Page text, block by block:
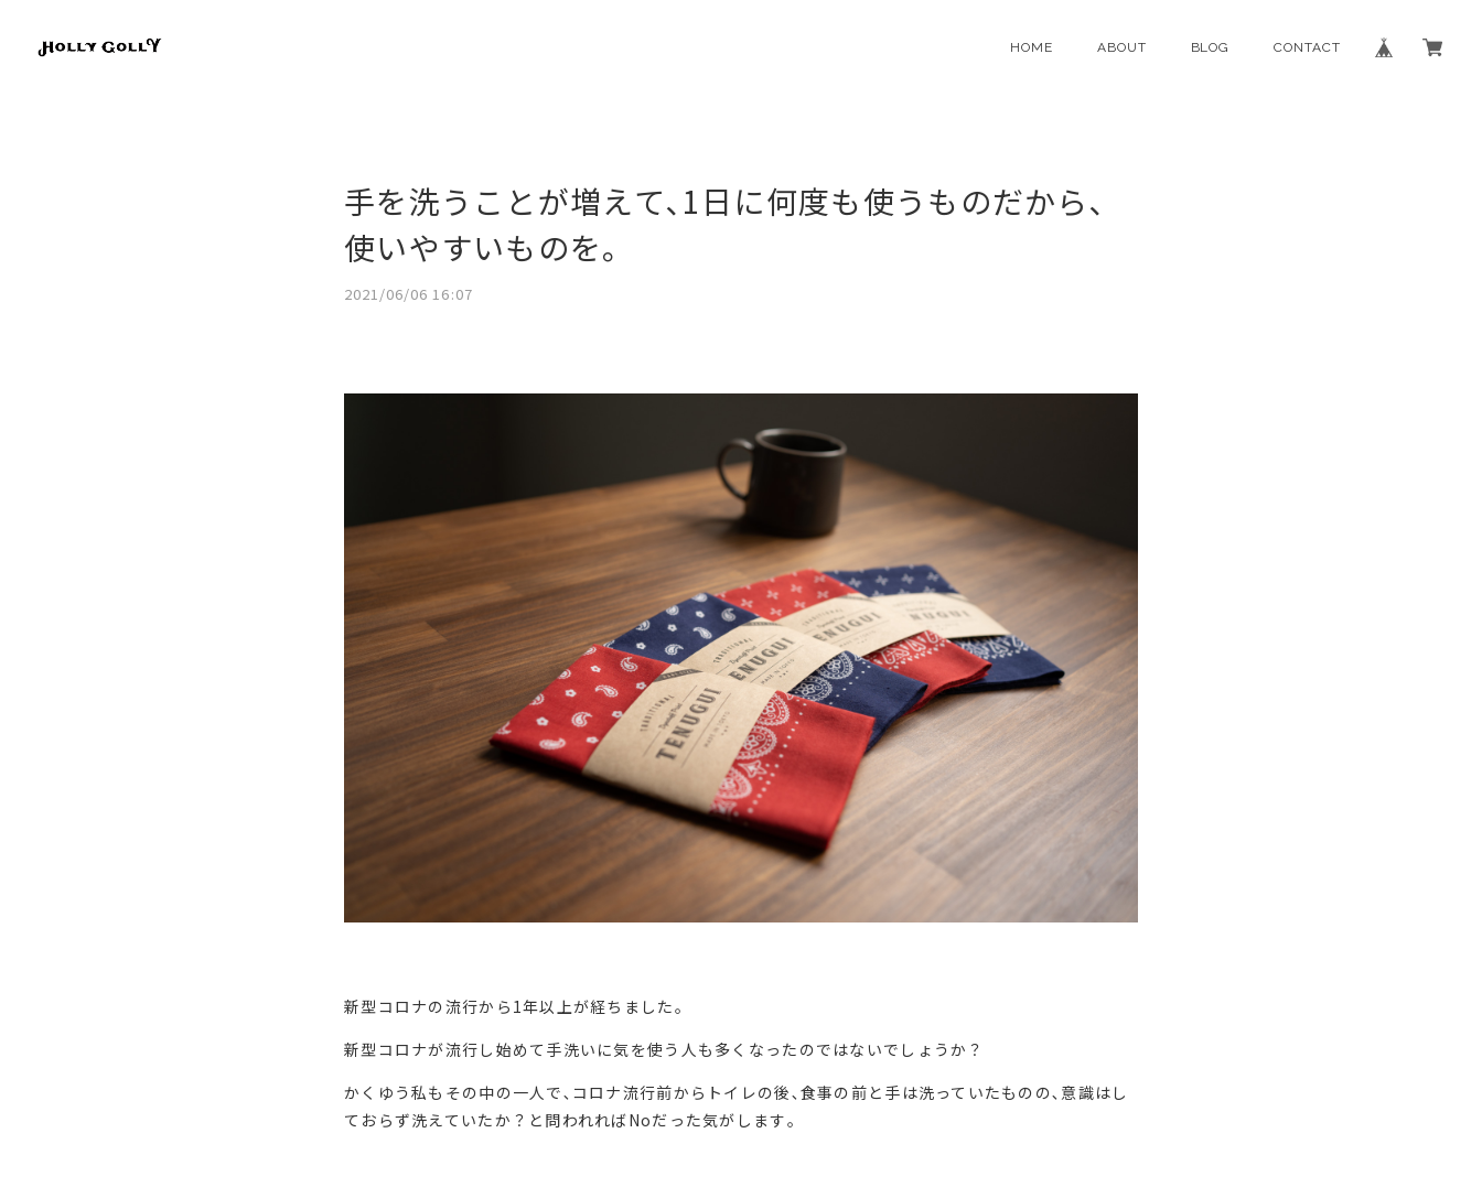
HOME ABOUT BLOG CONTACT
手を洗うことが増えて､1日に何度も使うものだから､
使いやすいものを｡
2021/06/06 16:07
新型コロナの流行から1年以上が経ちました｡
新型コロナが流行し始めて手洗いに気を使う人も多くなったのではないでしょうか？
かくゆう私もその中の一人で､コロナ流行前からトイレの後､食事の前と手は洗っていたものの､意識はし
ておらず洗えていたか？と問われればNoだった気がします｡